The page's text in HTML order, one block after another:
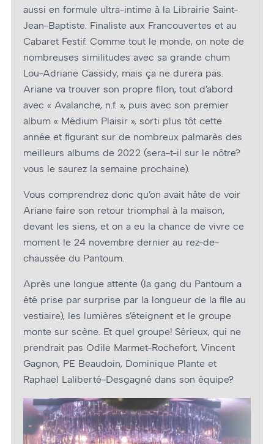
aussi en formule ultra-intime à la Librairie Saint-
Jean-Baptiste. Finaliste aux Francouvertes et au
Cabaret Festif. Comme tout le monde, on note de
nombreuses similitudes avec sa grande chum
Lou-Adriane Cassidy, mais ça ne durera pas.
Ariane va trouver son propre filon, tout d’abord
avec « Avalanche, n.f. », puis avec son premier
album « Médium Plaisir », sorti plus tôt cette
année et figurant sur de nombreux palmarès des
meilleurs albums de 2022 (sera-t-il sur le nôtre?
vous le saurez la semaine prochaine).
Vous comprendrez donc qu’on avait hâte de voir
Ariane faire son retour triomphal à la maison,
devant les siens, et on a eu la chance de vivre ce
moment le 24 novembre dernier au rez-de-
chaussée du Pantoum.
Après une longue attente (la gang du Pantoum a
été prise par surprise par la longueur de la file au
vestiaire), les lumières s’éteignent et le groupe
monte sur scène. Et quel groupe! Sérieux, qui ne
prendrait pas Odile Marmet-Rochefort, Vincent
Gagnon, PE Beaudoin, Dominique Plante et
Raphaël Laliberté-Desgagné dans son équipe?